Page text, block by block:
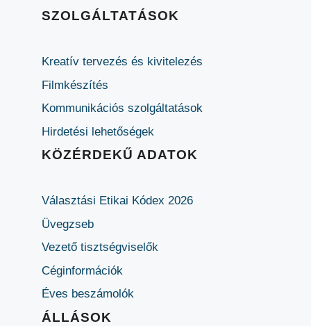
SZOLGÁLTATÁSOK
Kreatív tervezés és kivitelezés
Filmkészítés
Kommunikációs szolgáltatások
Hirdetési lehetőségek
KÖZÉRDEKŰ ADATOK
Választási Etikai Kódex 2026
Üvegzseb
Vezető tisztségviselők
Céginformációk
Éves beszámolók
ÁLLÁSOK